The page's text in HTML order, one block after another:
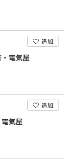
追加
電気屋
追加
気屋